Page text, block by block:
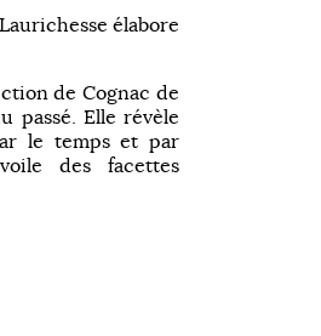
élabore
de Cognac de
passé. Elle révèle
le temps et par
des facettes